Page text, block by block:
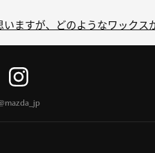
ますが、どのようなワックス